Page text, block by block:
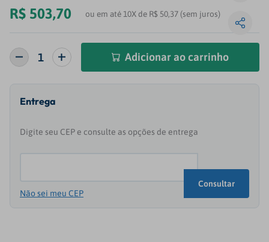
R$ 503,70 ou em até 10X de R$ 50,37 (sem juros)
Adicionar ao carrinho
Não sei meu CEP